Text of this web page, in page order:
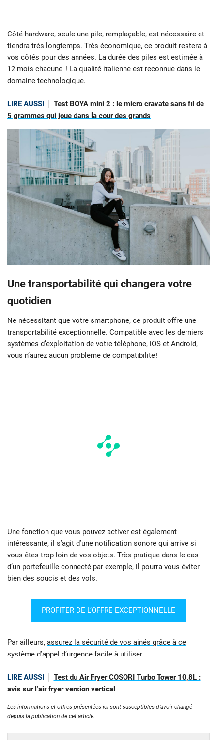
Côté hardware, seule une pile, remplaçable, est nécessaire et
tiendra très longtemps. Très économique, ce produit restera à
vos côtés pour des années. La durée des piles est estimée à
12 mois chacune ! La qualité italienne est reconnue dans le
domaine technologique.
LIRE AUSSI
Test BOYA mini 2 : le micro cravate sans fil de
5 grammes qui joue dans la cour des grands
Une transportabilité qui changera votre
quotidien
Ne nécessitant que votre smartphone, ce produit offre une
transportabilité exceptionnelle. Compatible avec les derniers
systèmes d’exploitation de votre téléphone, iOS et Android,
vous n’aurez aucun problème de compatibilité !
Une fonction que vous pouvez activer est également
intéressante, il s’agit d’une notification sonore qui arrive si
vous êtes trop loin de vos objets. Très pratique dans le cas
d’un portefeuille connecté par exemple, il pourra vous éviter
bien des soucis et des vols.
PROFITER DE L’OFFRE EXCEPTIONNELLE
Par ailleurs, assurez la sécurité de vos ainés grâce à ce
système d’appel d’urgence facile à utiliser.
LIRE AUSSI
Test du Air Fryer COSORI Turbo Tower 10,8L :
avis sur l’air fryer version vertical
Les informations et offres présentées ici sont susceptibles d’avoir changé
depuis la publication de cet article.